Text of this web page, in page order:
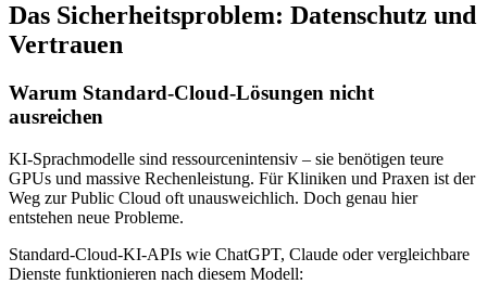
Das Sicherheitsproblem: Datenschutz und
Vertrauen
Warum Standard-Cloud-Lösungen nicht
ausreichen
KI-Sprachmodelle sind ressourcenintensiv – sie benötigen teure
GPUs und massive Rechenleistung. Für Kliniken und Praxen ist der
Weg zur Public Cloud oft unausweichlich. Doch genau hier
entstehen neue Probleme.
Standard-Cloud-KI-APIs wie ChatGPT, Claude oder vergleichbare
Dienste funktionieren nach diesem Modell: